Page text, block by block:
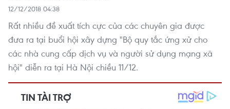
12/12/2018 04:38
Rất nhiều đề xuất tích cực của các chuyên gia được
đưa ra tại buổi hội xây dựng "Bộ quy tắc ứng xử cho
các nhà cung cấp dịch vụ và người sử dụng mạng xã
hội" diễn ra tại Hà Nội chiều 11/12.